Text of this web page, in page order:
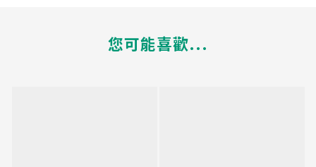
您可能喜歡...